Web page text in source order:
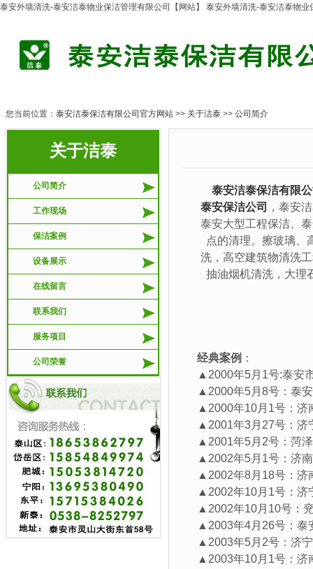
泰安外墙清洗-泰安洁泰物业保洁管理有限公司【网站】 泰安外墙清洗-泰安洁泰物
您当前位置： 泰安洁泰保洁有限公司官方网站>> 关于洁泰>> 公司简介
关于洁泰
公司简介
工作现场
保洁案例
设备展示
在线留言
联系我们
服务项目
公司荣誉
泰安洁泰保洁有限
泰安保洁公司
，泰安
泰安大型工程保洁、
点的清理。擦玻璃、
洗，高空建筑物清洗
抽油烟机清洗，大理
经典案例 ：
▲2000年5月1号:泰安
▲2000年5月8号：泰
▲2000年10月1号：济
▲2001年3月27号：济
▲2001年5月2号：菏
▲2002年5月1号：济
▲2002年8月18号：济
▲2002年10月1号：济
▲2002年10月10号：
▲2003年4月26号：泰
▲2003年5月2号：济
▲2003年10月1号：济